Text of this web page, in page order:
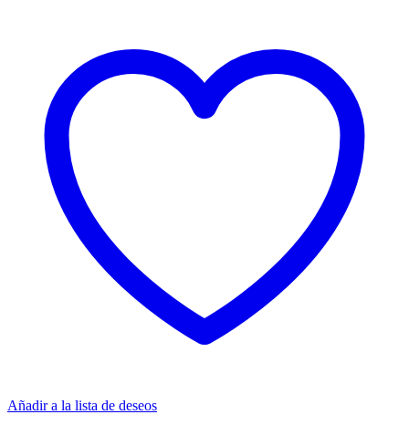
Añadir a la lista de deseos